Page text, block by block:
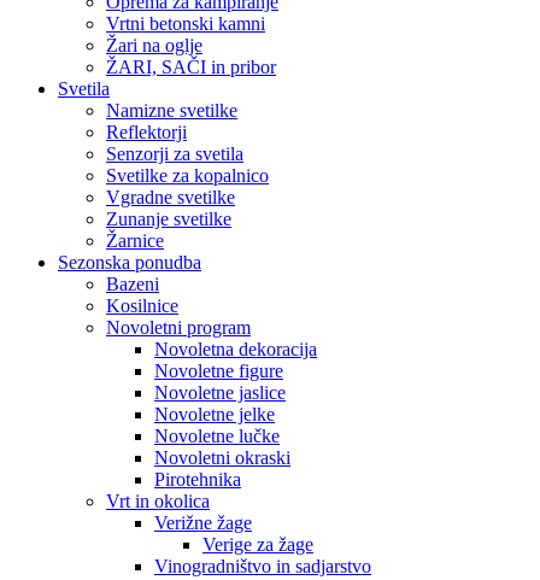
Vrtni betonski kamni
Žari na oglje
ŽARI, SAČI in pribor
Svetila
Namizne svetilke
Reflektorji
Senzorji za svetila
Svetilke za kopalnico
Vgradne svetilke
Zunanje svetilke
Žarnice
Sezonska ponudba
Bazeni
Kosilnice
Novoletni program
Novoletna dekoracija
Novoletne figure
Novoletne jaslice
Novoletne jelke
Novoletne lučke
Novoletni okraski
Pirotehnika
Vrt in okolica
Verižne žage
Verige za žage
Vinogradništvo in sadjarstvo